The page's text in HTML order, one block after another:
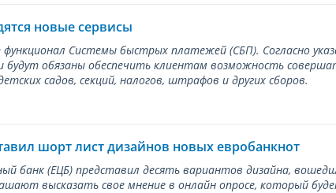
новые сервисы
функционал Системы быстрых платежей (СБП). Согласно
будут обязаны обеспечить клиентам возможность
садов, секций, налогов, штрафов и других сборов.
шорт лист дизайнов новых евробанкнот
банк (ЕЦБ) представил десять вариантов дизайна,
высказать свое мнение в онлайн опросе, который